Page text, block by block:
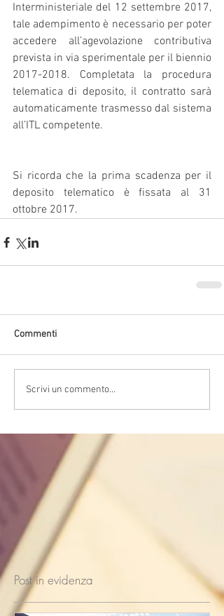
Interministeriale del 12 settembre 2017,
tale adempimento è necessario per poter
accedere all’agevolazione contributiva
prevista in via sperimentale per il biennio
2017-2018. Completata la procedura
telematica di deposito, il contratto sarà
automaticamente trasmesso dal sistema
all’ITL competente.
Si ricorda che la prima scadenza per il
deposito telematico è fissata al 31
ottobre 2017.
Commenti
Scrivi un commento...
Post in evidenza